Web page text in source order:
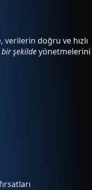
doğru ve hızlı
bir şekildeyönetmelerini